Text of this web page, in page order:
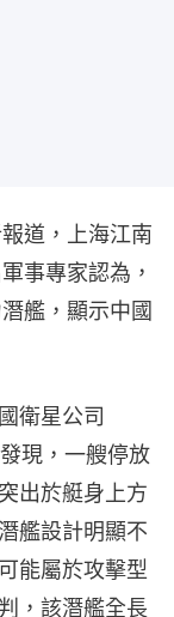
道，上海江南
事專家認為，
艦，顯示中國
衛星公司
現，一艘停放
出於艇身上方
艦設計明顯不
能屬於攻擊型
，該潛艦全長